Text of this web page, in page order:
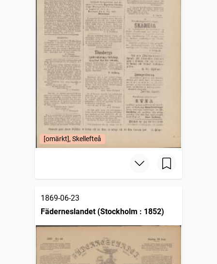
[omärkt], Skellefteå
1869-06-23
Fäderneslandet (Stockholm : 1852)